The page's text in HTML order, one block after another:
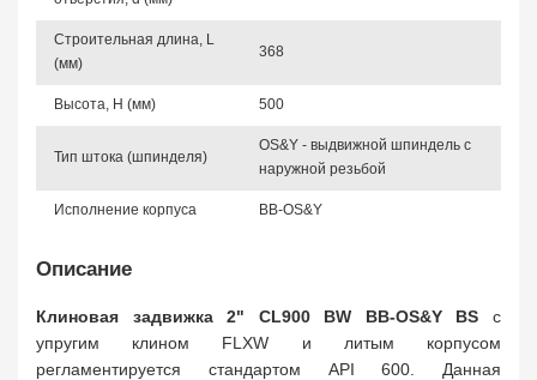
Строительная длина, L
(мм)
368
Высота, Н (мм) 500
Тип штока (шпинделя)
OS&Y - выдвижной шпиндель с
наружной резьбой
Исполнение корпуса BB-OS&Y
Описание
Клиновая задвижка 2" CL900 BW BB-OS&Y BS с
упругим клином FLXW и литым корпусом
регламентируется стандартом API 600. Данная